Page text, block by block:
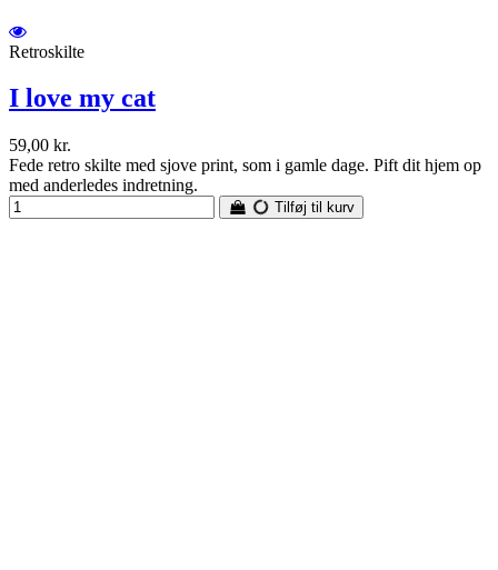
Retroskilte
I love my cat
59,00 kr.
Fede retro skilte med sjove print, som i gamle dage. Pift dit hjem op
med anderledes indretning.
Tilføj til kurv